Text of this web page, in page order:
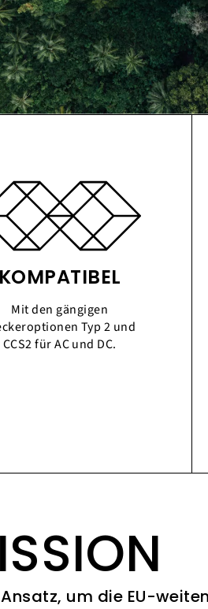
KOMPATIBEL
Mit den gängigen
Typ 2 und
CCS2 für AC und DC.
um die EU-weiten